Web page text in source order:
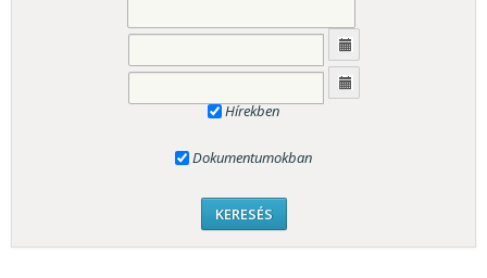
Hírekben
Dokumentumokban